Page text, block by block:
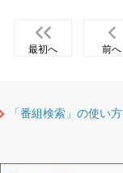
最初へ 前へ
「番組検索」の使い方